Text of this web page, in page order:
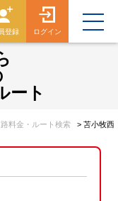
登録 ログイン
ート
料金・ルート検索 > 苫小牧西